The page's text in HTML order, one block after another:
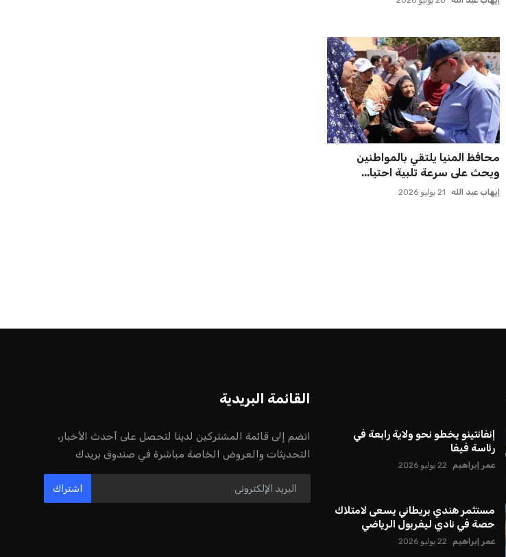
محافظ المنيا يلتقي بالمواطنين
ويحث على سرعة تلبية احتيا...
إيهاب عبد الله 21 يوليو 2026
إنفانتينو يخطو نحو ولاية رابعة في
رئاسة فيفا
عمر إبراهيم 22 يوليو 2026
مستثمر هندي بريطاني يسعى لامتلاك
حصة في نادي ليفربول الرياضي
عمر إبراهيم 22 يوليو 2026
القائمة البريدية
انضم إلى قائمة المشتركين لدينا لتحصل على أحدث الأخبار،
التحديثات والعروض الخاصة مباشرة في صندوق بريدك
اشتراك